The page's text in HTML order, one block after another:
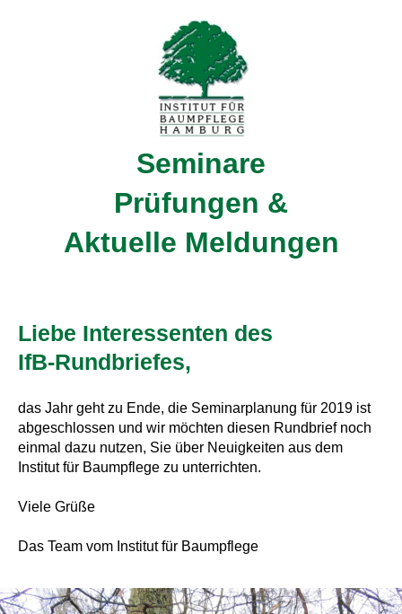
Seminare
Prüfungen &
Aktuelle Meldungen
Liebe Interessenten des
IfB-Rundbriefes,
das Jahr geht zu Ende, die Seminarplanung für 2019 ist
abgeschlossen und wir möchten diesen Rundbrief noch
einmal dazu nutzen, Sie über Neuigkeiten aus dem
Institut für Baumpflege zu unterrichten.
Viele Grüße
Das Team vom Institut für Baumpflege